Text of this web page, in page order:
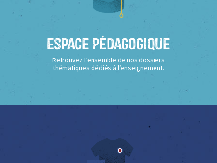
Espace Pédagogique
Retrouvez l’ensemble de nos dossiers
thématiques dédiés à l’enseignement.